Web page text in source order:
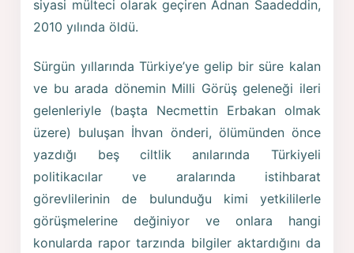
siyasi mülteci olarak geçiren Adnan Saadeddin,
2010 yılında öldü.
Sürgün yıllarında Türkiye’ye gelip bir süre kalan
ve bu arada dönemin Milli Görüş geleneği ileri
gelenleriyle (başta Necmettin Erbakan olmak
üzere) buluşan İhvan önderi, ölümünden önce
yazdığı beş ciltlik anılarında Türkiyeli
politikacılar ve aralarında istihbarat
görevlilerinin de bulunduğu kimi yetkililerle
görüşmelerine değiniyor ve onlara hangi
konularda rapor tarzında bilgiler aktardığını da